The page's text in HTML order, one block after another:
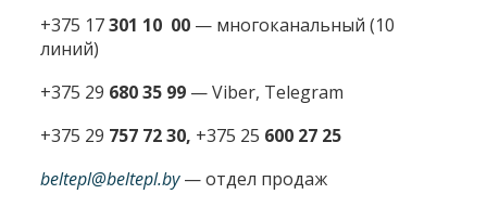
+375 17301 10 00 — многоканальный (10
линий)
+375 29 680 35 99 — Viber, Telegram
+375 29 757 72 30, +375 25 600 27 25
beltepl@beltepl.by— отдел продаж